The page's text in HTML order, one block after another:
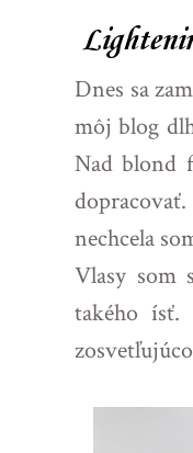
Dnes sa
môj blog
Nad blond
nechcela
Vlasy som
takého ísť.